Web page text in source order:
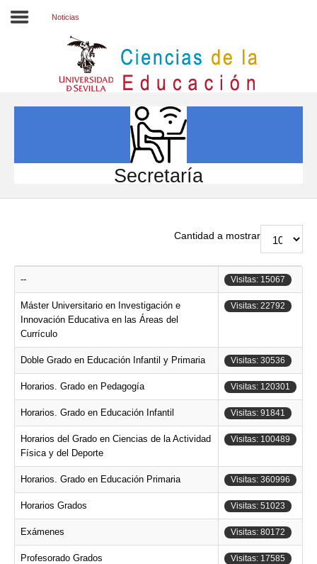
INVESTIGACIÓN
Noticias
Secretaría
Cantidad a mostrar
-- Visitas: 15067
Máster Universitario en Investigación e
Innovación Educativa en las Áreas del
Currículo
Visitas: 22792
Doble Grado en Educación Infantil y Primaria Visitas: 30536
Horarios. Grado en Pedagogía Visitas: 120301
Horarios. Grado en Educación Infantil Visitas: 91841
Horarios del Grado en Ciencias de la Actividad
Física y del Deporte
Visitas: 100489
Horarios. Grado en Educación Primaria Visitas: 360996
Horarios Grados Visitas: 51023
Exámenes Visitas: 80172
Profesorado Grados Visitas: 17585